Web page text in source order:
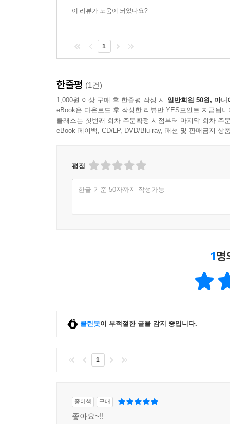
이 리뷰가 도움이 되었나요?
1
한줄평 (1건)
1,000원 이상 구매 후 한줄평 작성 시 일반회원 50원, 마니
eBook은 다운로드 후 작성한 리뷰만 YES포인트 지급됩니
클래스는 첫번째 회차 주문확정 시점부터 마지막 회차 주
eBook 페이백, CD/LP, DVD/Blu-ray, 패션 및 판매금지 상
평점
한글 기준 50자까지 작성가능
1명
클린봇이 부적절한 글을 감지 중입니다.
1
종이책 구매
좋아요~!!